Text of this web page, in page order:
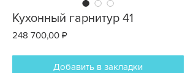
Кухонный гарнитур 41
248 700,00 ₽Цена
Добавить в закладки